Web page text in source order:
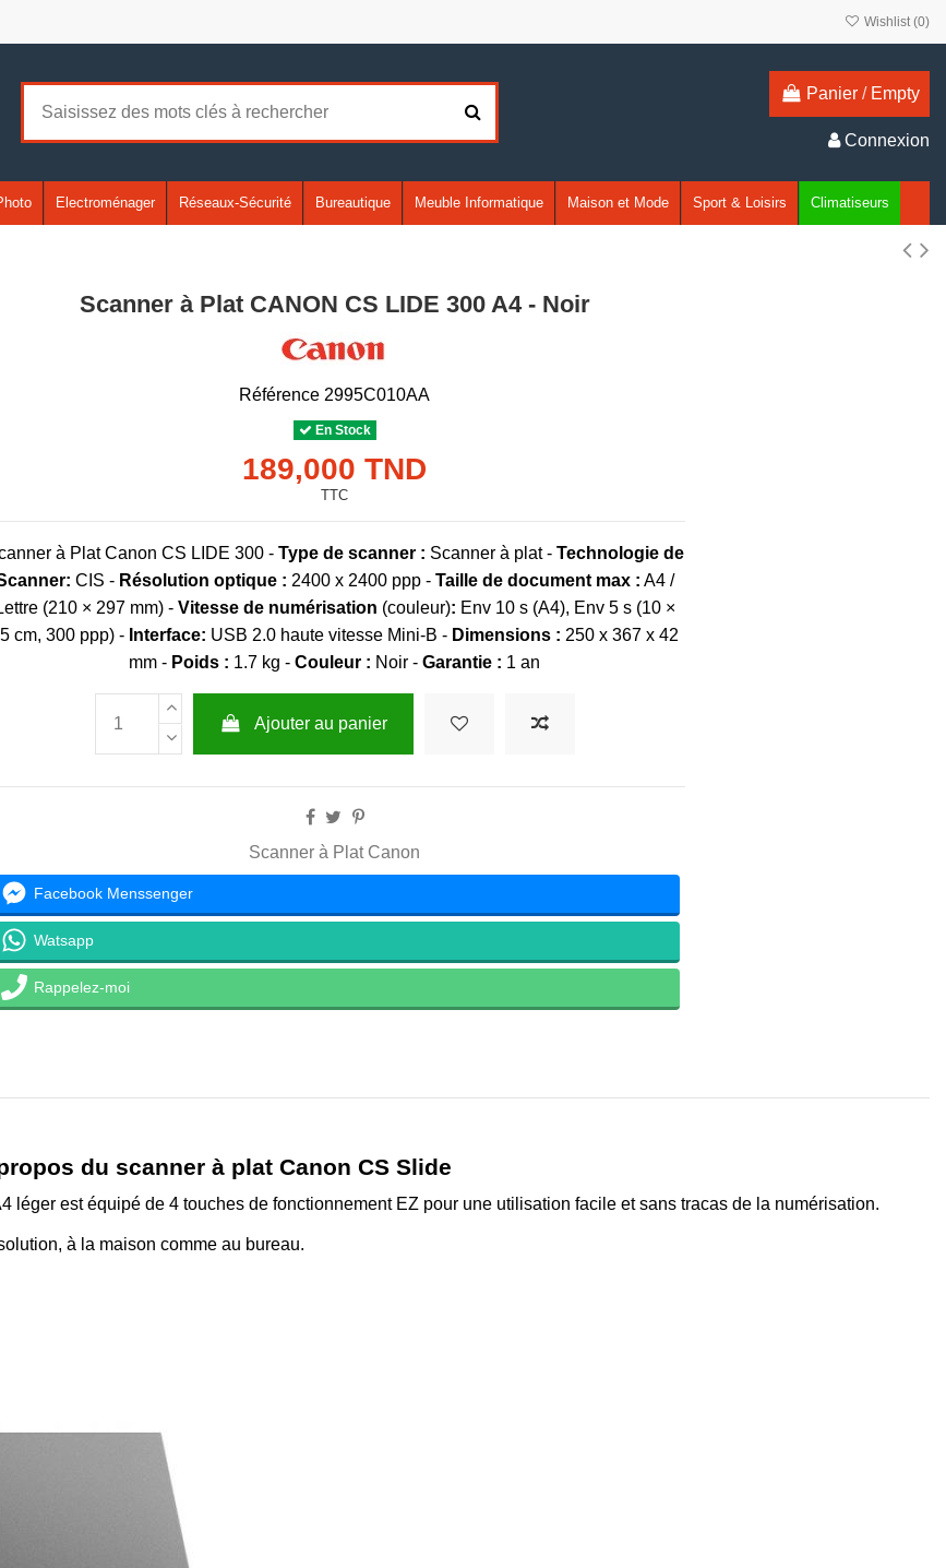
Wishlist (0)
Panier / Empty
Connexion
Electroménager Réseaux-Sécurité Bureautique Meuble Informatique Maison et Mode Sport & Loisirs Climatiseurs
Scanner à Plat CANON CS LIDE 300 A4 - Noir
Référence 2995C010AA
En Stock
189,000 TND
TTC
à Plat Canon CS LIDE 300 -Type de scanner : Scanner à plat - Technologie de
CIS - Résolution optique : 2400 x 2400 ppp - Taille de document max : A4 /
(210 × 297 mm) - Vitesse de numérisation (couleur): Env 10 s (A4), Env 5 s (10 ×
cm, 300 ppp) - Interface: USB 2.0 haute vitesse Mini-B - Dimensions : 250 x 367 x 42
mm - Poids : 1.7 kg -Couleur : Noir -Garantie : 1 an
Ajouter au panier
Scanner à Plat Canon
Facebook Menssenger
Watsapp
Rappelez-moi
du scanner à plat Canon CS Slide
léger est équipé de 4 touches de fonctionnement EZ pour une utilisation facile et sans tracas de la numérisation.
à la maison comme au bureau.